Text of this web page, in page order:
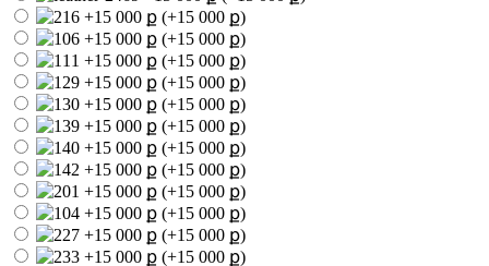
(+15 000 ք)
(+15 000 ք)
(+15 000 ք)
(+15 000 ք)
(+15 000 ք)
(+15 000 ք)
(+15 000 ք)
(+15 000 ք)
(+15 000 ք)
(+15 000 ք)
(+15 000 ք)
(+15 000 ք)